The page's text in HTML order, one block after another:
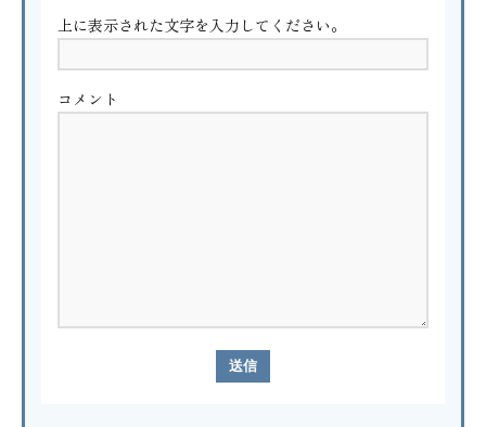
上に表示された文字を入力してください。
コメント